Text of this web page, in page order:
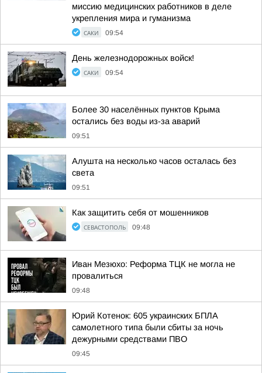
миссию медицинских работников в деле
укрепления мира и гуманизма
САКИ 09:54
День железнодорожных войск!
САКИ 09:54
Более 30 населённых пунктов Крыма
остались без воды из-за аварий
09:51
Алушта на несколько часов осталась без
света
09:51
Как защитить себя от мошенников
СЕВАСТОПОЛЬ 09:48
Иван Мезюхо: Реформа ТЦК не могла не
провалиться
09:48
Юрий Котенок: 605 украинских БПЛА
самолетного типа были сбиты за ночь
дежурными средствами ПВО
09:45